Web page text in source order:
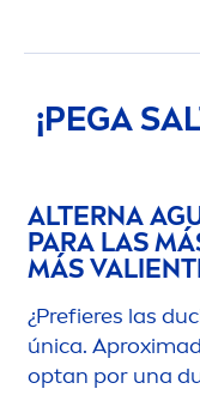
¡PEGA
ALTERNA
PARA LAS
MÁS
¿Prefieres las
única.
optan por una